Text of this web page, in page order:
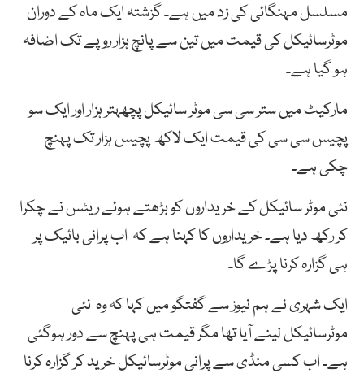
مسلسل مہنگائی کی زد میں ہے۔ گزشتہ ایک ماہ کے دوران
موٹرسائیکل کی قیمت میں تین سے پانچ ہزار روپے تک اضافہ
ہو گیا ہے۔
مارکیٹ میں ستر سی سی موٹر سائیکل پچھہتر ہزار اور ایک سو
پچیس سی سی کی قیمت ایک لاکھ پچیس ہزار تک پہنچ
چکی ہے۔
نئی موٹر سائیکل کے خریداروں کو بڑھتے ہوئے ریٹس نے چکرا
کر رکھ دیا ہے۔ خریداروں کا کہنا ہے کہ اب پرانی بائیک پر
ہی گزارہ کرنا پڑے گا۔
ایک شہری نے ہم نیوز سے گفتگو میں کہا کہ وہ نئی
موٹرسائیکل لینے آیا تھا مگر قیمت ہی پہنچ سے دور ہوگئی
ہے۔ اب کسی منڈی سے پرانی موٹرسائیکل خرید کر گزارہ کرنا